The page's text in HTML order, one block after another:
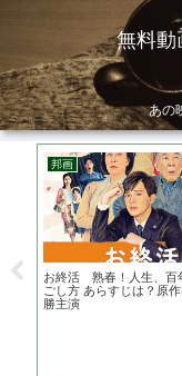
無料
あの
い
邦画
お終活 熟春！人生、百
ごし方 あらすじは？原
勝主演